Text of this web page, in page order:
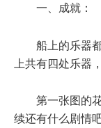
一、成就：
船上的乐器
上共有四处乐器
第一张图的
续还有什么剧情吧